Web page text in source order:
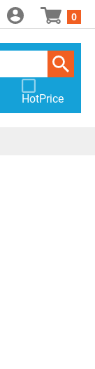
0
HotPrice